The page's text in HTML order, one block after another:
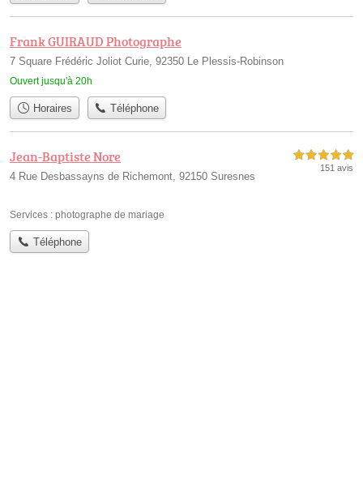
Frank GUIRAUD Photographe
7 Square Frédéric Joliot Curie, 92350 Le Plessis-Robinson
Ouvert jusqu'à 20h
Horaires Téléphone
Jean-Baptiste Nore
4 Rue Desbassayns de Richemont, 92150 Suresnes
5,0 étoiles sur 5
151 avis
Services : photographe de mariage
Téléphone